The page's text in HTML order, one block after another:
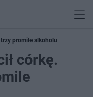
promile alkoholu
córkę.